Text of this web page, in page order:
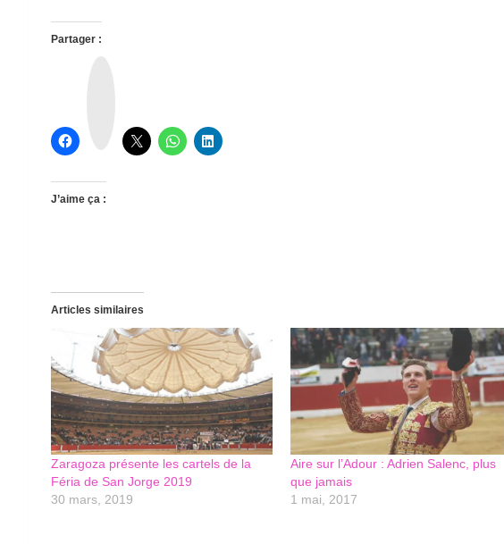
Partager :
J’aime ça :
Articles similaires
Zaragoza présente les cartels de la
Féria de San Jorge 2019
30 mars, 2019
Aire sur l’Adour : Adrien Salenc, plus
que jamais
1 mai, 2017